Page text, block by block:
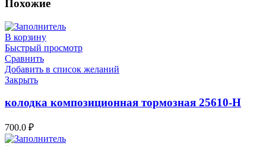
Похожие
В корзину
Быстрый просмотр
Сравнить
Добавить в список желаний
Закрыть
колодка композиционная тормозная 25610-Н
700.0 ₽